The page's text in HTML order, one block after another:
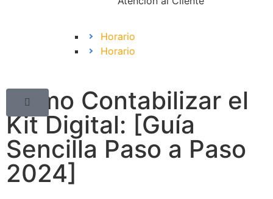
Horario
Horario
Cómo Contabilizar el
Kit Digital: [Guía
Sencilla Paso a Paso
2024]